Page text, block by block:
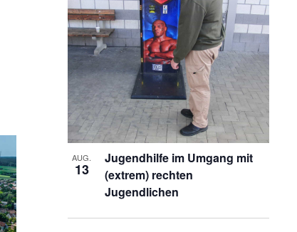
Navigation
Ansichten-
Navigation
of
Veranstaltungen
in
Photo
View
AUG.
13
Jugendhilfe im Umgang mit
(extrem) rechten
Jugendlichen